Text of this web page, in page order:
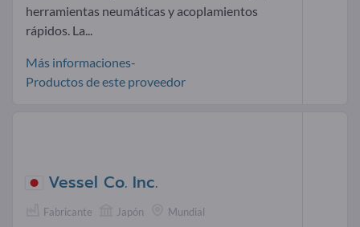
herramientas neumáticas y acoplamientos
rápidos. La...
Más informaciones-
Productos de este proveedor
Vessel Co. Inc.
Fabricante Japón Mundial